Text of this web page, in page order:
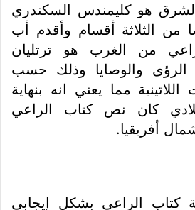
هو كليمندس السكندري
من الثلاثة أقسام وأقدم أب
من الغرب هو ترتليان
والوصايا وذلك حسب
مما يعني انه بنهاية
كان نص كتاب الراعي
أفريقيا.
كتاب الراعي بشكل إيجابي